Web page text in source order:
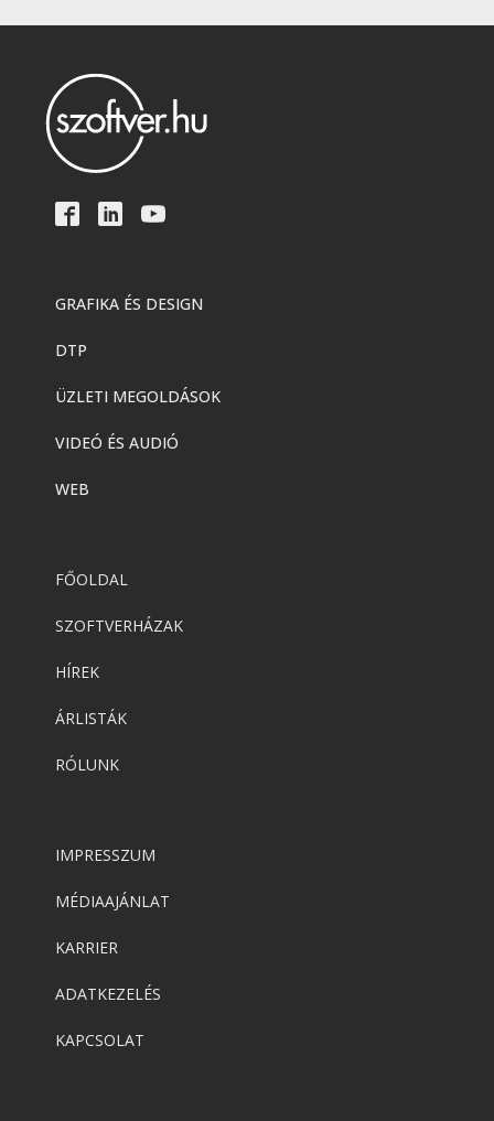
GRAFIKA ÉS DESIGN
DTP
ÜZLETI MEGOLDÁSOK
VIDEÓ ÉS AUDIÓ
WEB
FŐOLDAL
SZOFTVERHÁZAK
HÍREK
ÁRLISTÁK
RÓLUNK
IMPRESSZUM
MÉDIAAJÁNLAT
KARRIER
ADATKEZELÉS
KAPCSOLAT